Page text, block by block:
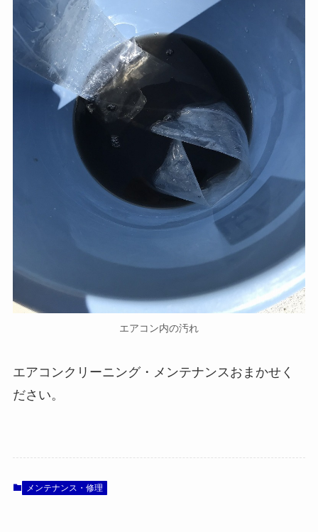
エアコン内の汚れ
エアコンクリーニング・メンテナンスおまかせく
ださい。
メンテナンス・修理